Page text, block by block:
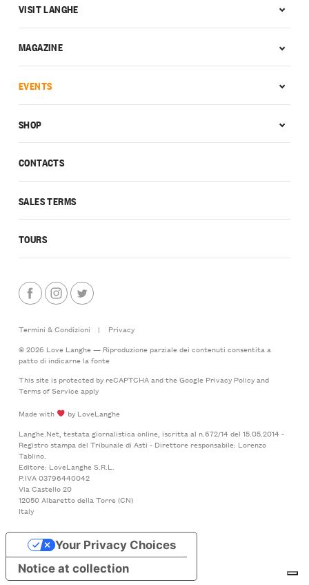
CONTACTS
SALES TERMS
TOURS
VISIT LANGHE
MAGAZINE
EVENTS
SHOP
Termini & Condizioni |
Privacy
© 2026 Love Langhe — Riproduzione parziale dei contenuti consentita a
patto di indicarne la fonte
This site is protected by reCAPTCHA and the Google Privacy Policyand
Terms of Serviceapply
Made with
by LoveLanghe
Langhe.Net, testata giornalistica online, iscritta al n.672/14 del 15.05.2014 -
Registro stampa del Tribunale di Asti - Direttore responsabile: Lorenzo
Tablino.
Editore: LoveLanghe S.R.L.
P.IVA 03796440042
Via Castello 20
12050 Albaretto della Torre (CN)
Italy
Notice at collection
Your Privacy Choices